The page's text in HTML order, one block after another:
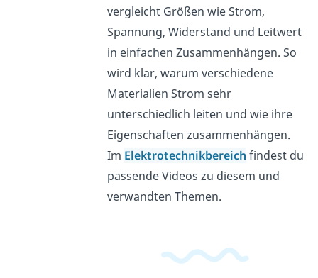
vergleicht Größen wie Strom,
Spannung, Widerstand und Leitwert
in einfachen Zusammenhängen. So
wird klar, warum verschiedene
Materialien Strom sehr
unterschiedlich leiten und wie ihre
Eigenschaften zusammenhängen.
Im Elektrotechnikbereich findest du
passende Videos zu diesem und
verwandten Themen.